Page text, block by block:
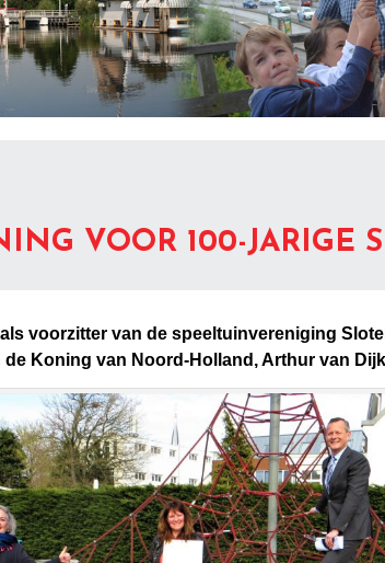
VOOR 100-JARIGE
voorzitter van de speeltuinvereniging
Koning van Noord-Holland, Arthur van